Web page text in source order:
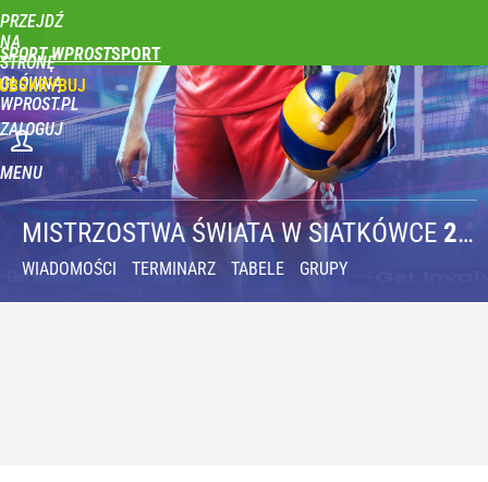
PRZEJDŹ
NA
STRONĘ
GŁÓWNĄ
WPROST.PL
SPORT WPROST
ZALOGUJ
MENU
MISTRZOSTWA ŚWIATAW SIATKÓWCE 2022
WIADOMOŚCI TERMINARZ TABELE GRUPY